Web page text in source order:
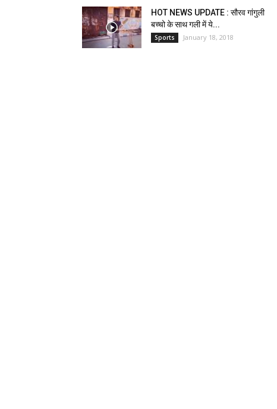
HOT NEWS UPDATE : सौरव गांगुली
बच्चो के साथ गली में ये...
Sports January 18, 2018